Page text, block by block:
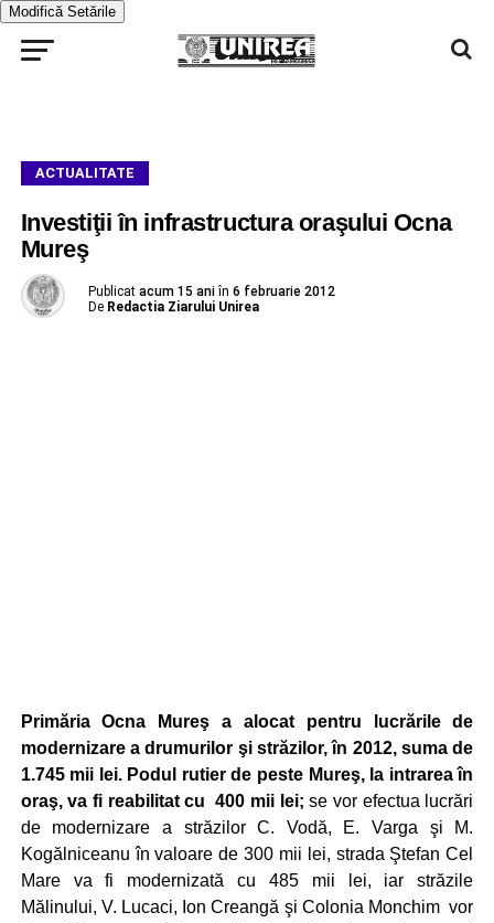
Modifică Setările
ACTUALITATE
Investiţii în infrastructura oraşului Ocna
Mureş
Publicat acum 15 ani în 6 februarie 2012
De Redactia Ziarului Unirea
Primăria Ocna Mureş a alocat pentru lucrările de
modernizare a drumurilor şi străzilor, în 2012, suma de
1.745 mii lei. Podul rutier de peste Mureş, la intrarea în
oraş, va fi reabilitat cu 400 mii lei; se vor efectua lucrări
de modernizare a străzilor C. Vodă, E. Varga şi M.
Kogălniceanu în valoare de 300 mii lei, strada Ştefan Cel
Mare va fi modernizată cu 485 mii lei, iar străzile
Mălinului, V. Lucaci, Ion Creangă şi Colonia Monchim vor